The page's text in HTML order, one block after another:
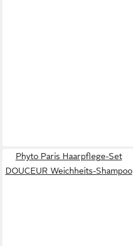
Phyto Paris Haarpflege-Set
DOUCEUR Weichheits-Shampoo